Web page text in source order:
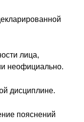
лица,
неофициально.
дисциплине.
пояснений